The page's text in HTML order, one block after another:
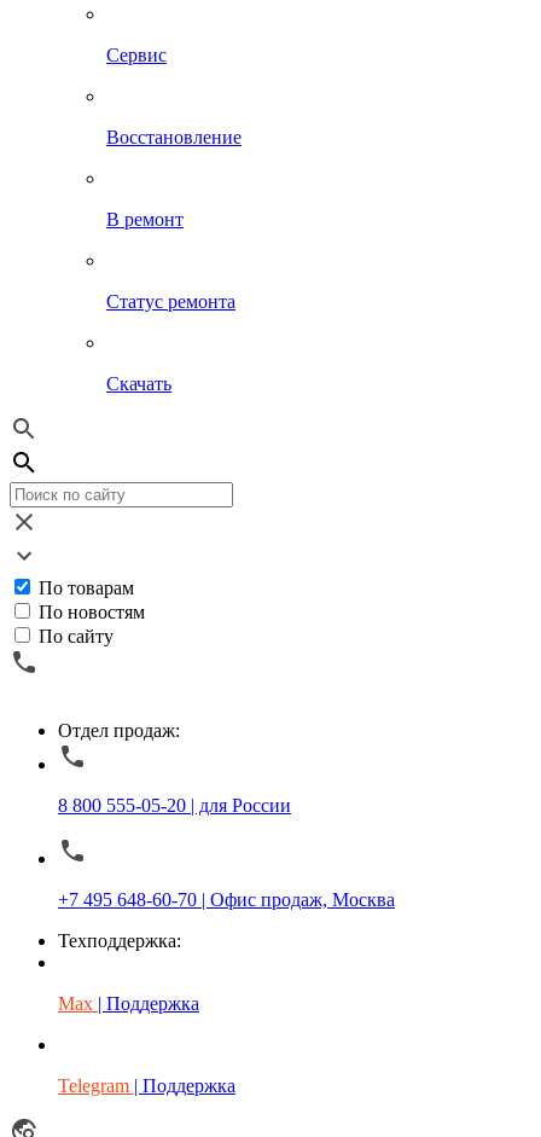
Сервис
Восстановление
В ремонт
Статус ремонта
Скачать
По товарам
По новостям
По сайту
Отдел продаж:
8 800 555-05-20 | для России
+7 495 648-60-70 | Офис продаж, Москва
Техподдержка:
Max | Поддержка
Telegram | Поддержка